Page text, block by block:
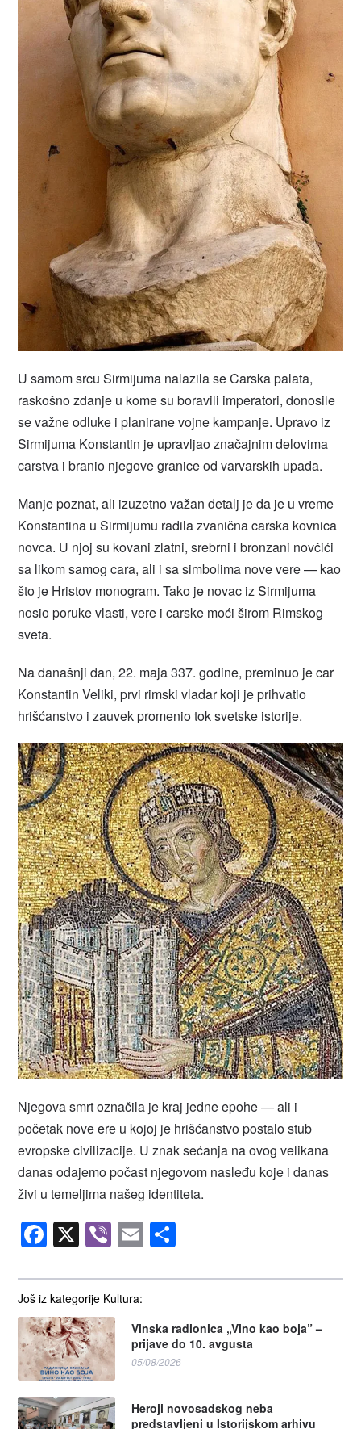
Još iz kategorije Kultura:
Vinska radionica „Vino kao boja” –
prijave do 10. avgusta
05/08/2026
Heroji novosadskog neba
predstavljeni u Istorijskom arhivu
U samom srcu Sirmijuma nalazila se Carska palata,
raskošno zdanje u kome su boravili imperatori, donosile
se važne odluke i planirane vojne kampanje. Upravo iz
Sirmijuma Konstantin je upravljao značajnim delovima
carstva i branio njegove granice od varvarskih upada.
Manje poznat, ali izuzetno važan detalj je da je u vreme
Konstantina u Sirmijumu radila zvanična carska kovnica
novca. U njoj su kovani zlatni, srebrni i bronzani novčići
sa likom samog cara, ali i sa simbolima nove vere — kao
što je Hristov monogram. Tako je novac iz Sirmijuma
nosio poruke vlasti, vere i carske moći širom Rimskog
sveta.
Na današnji dan, 22. maja 337. godine, preminuo je car
Konstantin Veliki, prvi rimski vladar koji je prihvatio
hrišćanstvo i zauvek promenio tok svetske istorije.
Njegova smrt označila je kraj jedne epohe — ali i
početak nove ere u kojoj je hrišćanstvo postalo stub
evropske civilizacije. U znak sećanja na ovog velikana
danas odajemo počast njegovom nasleđu koje i danas
živi u temeljima našeg identiteta.
Facebook
X Viber
Email